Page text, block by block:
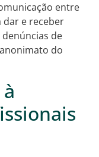
entre
dar e receber
de
do